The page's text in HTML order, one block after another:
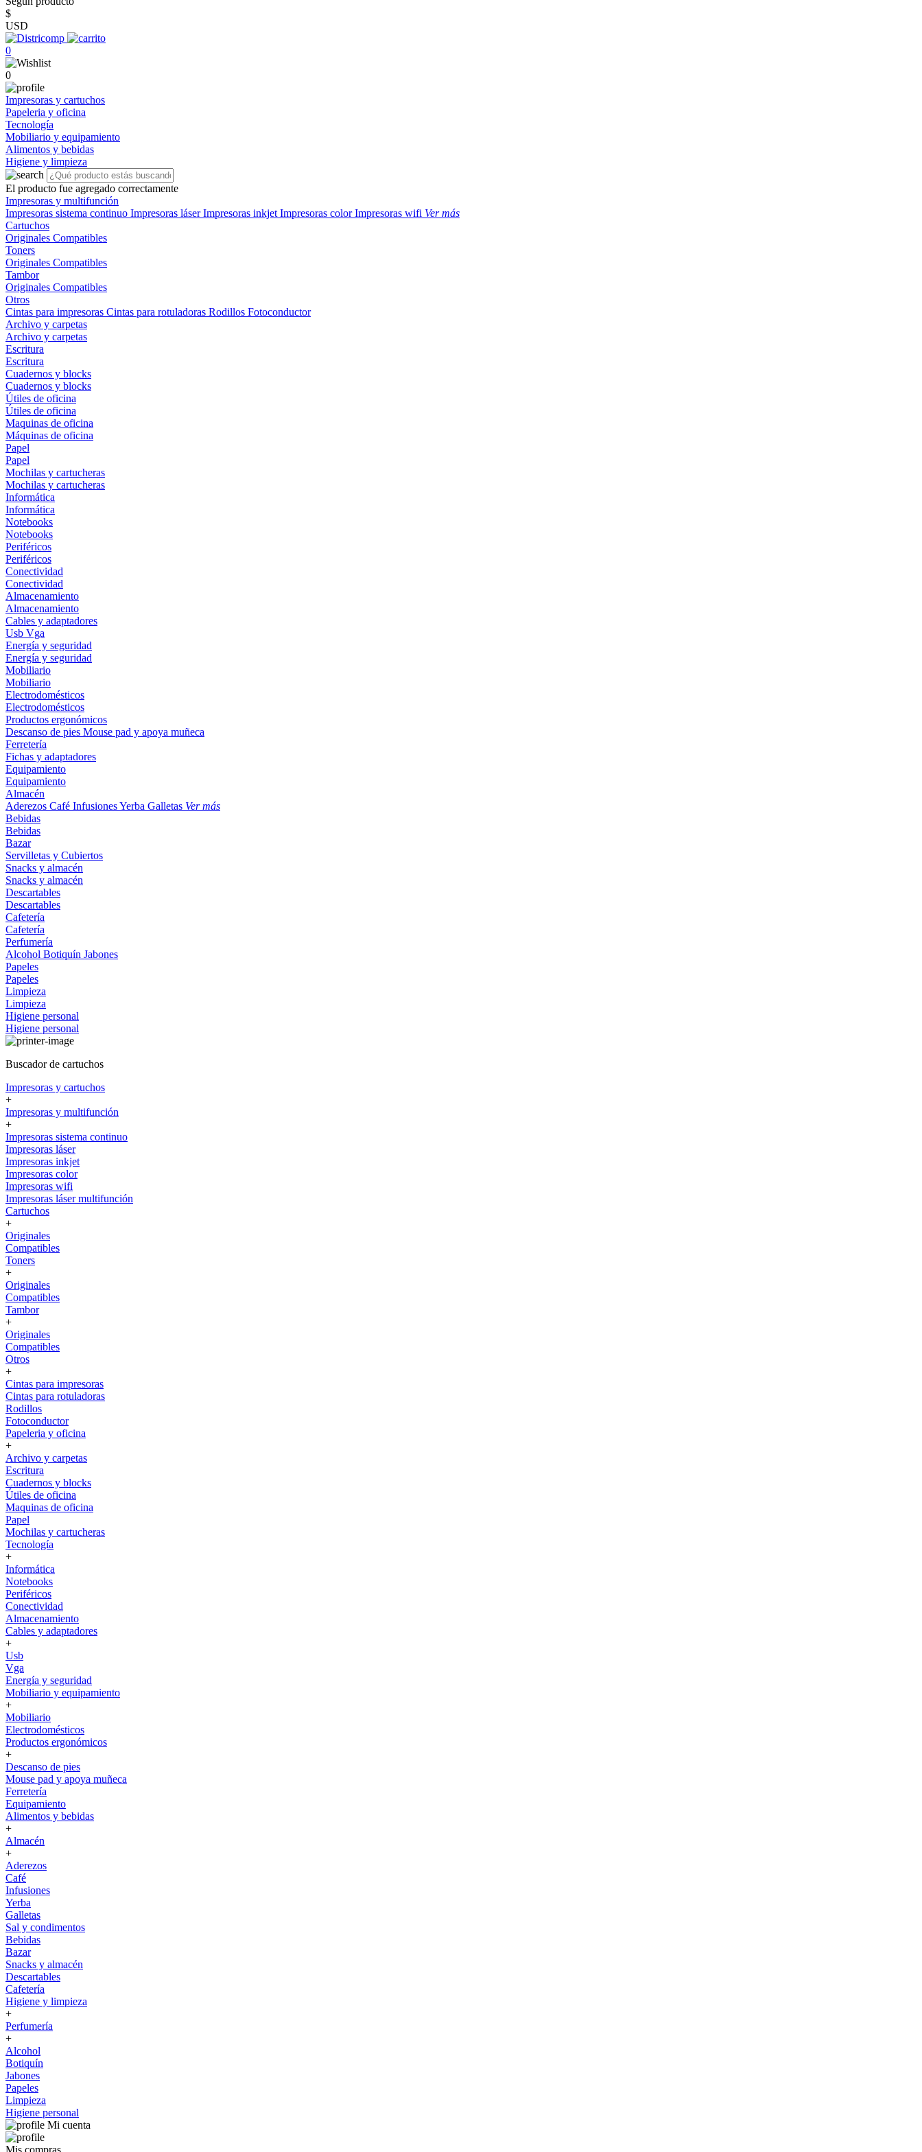
$
USD
0
0
Impresoras y cartuchos
Papeleria y oficina
Tecnología
Mobiliario y equipamiento
Alimentos y bebidas
Higiene y limpieza
El producto fue agregado correctamente
Impresoras y multifunción
Impresoras sistema continuo Impresoras láserImpresoras inkjet Impresoras colorImpresoras wifi Ver más
Cartuchos
Originales Compatibles
Toners
Originales Compatibles
Tambor
Originales Compatibles
Otros
Cintas para impresoras Cintas para rotuladoras Rodillos Fotoconductor
Archivo y carpetas
Archivo y carpetas
Escritura
Escritura
Cuadernos y blocks
Cuadernos y blocks
Útiles de oficina
Útiles de oficina
Maquinas de oficina
Máquinas de oficina
Papel
Papel
Mochilas y cartucheras
Mochilas y cartucheras
Informática
Informática
Notebooks
Notebooks
Periféricos
Periféricos
Conectividad
Conectividad
Almacenamiento
Almacenamiento
Cables y adaptadores
Usb Vga
Energía y seguridad
Energía y seguridad
Mobiliario
Mobiliario
Electrodomésticos
Electrodomésticos
Productos ergonómicos
Descanso de pies Mouse pad y apoya muñeca
Ferretería
Fichas y adaptadores
Equipamiento
Equipamiento
Almacén
Aderezos Café InfusionesYerba Galletas Ver más
Bebidas
Bebidas
Bazar
Servilletas y Cubiertos
Snacks y almacén
Snacks y almacén
Descartables
Descartables
Cafetería
Cafetería
Perfumería
Alcohol Botiquín Jabones
Papeles
Papeles
Limpieza
Limpieza
Higiene personal
Higiene personal
Buscador de cartuchos
Impresoras y cartuchos
+
Impresoras y multifunción
+
Impresoras sistema continuo
Impresoras láser
Impresoras inkjet
Impresoras color
Impresoras wifi
Impresoras láser multifunción
Cartuchos
+
Originales
Compatibles
Toners
+
Originales
Compatibles
Tambor
+
Originales
Compatibles
Otros
+
Cintas para impresoras
Cintas para rotuladoras
Rodillos
Fotoconductor
Papeleria y oficina
+
Archivo y carpetas
Escritura
Cuadernos y blocks
Útiles de oficina
Maquinas de oficina
Papel
Mochilas y cartucheras
Tecnología
+
Informática
Notebooks
Periféricos
Conectividad
Almacenamiento
Cables y adaptadores
+
Usb
Vga
Energía y seguridad
Mobiliario y equipamiento
+
Mobiliario
Electrodomésticos
Productos ergonómicos
+
Descanso de pies
Mouse pad y apoya muñeca
Ferretería
Equipamiento
Alimentos y bebidas
+
Almacén
+
Aderezos
Café
Infusiones
Yerba
Galletas
Sal y condimentos
Bebidas
Bazar
Snacks y almacén
Descartables
Cafetería
Higiene y limpieza
+
Perfumería
+
Alcohol
Botiquín
Jabones
Papeles
Limpieza
Higiene personal
Mi cuenta
Mis compras